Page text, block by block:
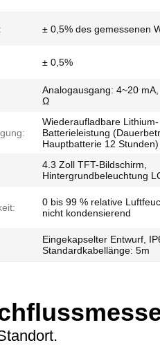
± 0,5% des gemessenen
± 0,5%
Analogausgang: 4~20
Ω
Wiederaufladbare Lithium-
Batterieleistung
Hauptbatterie 12 Stunden)
4.3 Zoll TFT-Bildschirm,
Hintergrundbeleuchtung
0 bis 99 % relative
nicht kondensierend
Eingekapselter Entwurf,
Standardkabellänge: 5m